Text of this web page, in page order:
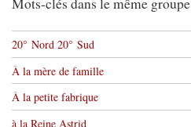
Mots-clés dans le même groupe
20° Nord 20° Sud
À la mère de famille
À la petite fabrique
à la Reine Astrid